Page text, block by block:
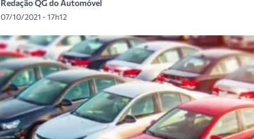
Redação QG do Automóvel
07/10/2021 - 17h12